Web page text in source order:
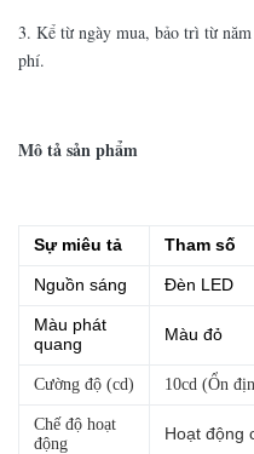
3. Kể từ ngày mua, bảo trì từ
phí.
Mô tả sản phẩm
Sự miêu tả Tham số
Nguồn sáng Đèn LED
Màu phát
quang
Màu đỏ
Cường độ (cd) 10cd (Ổn
Chế độ hoạt
động
Hoạt động